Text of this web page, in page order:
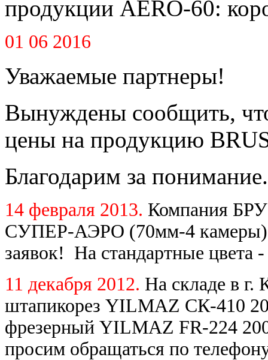
продукции AERO-60:
01 06 2016
Уважаемые партнеры!
Вынуждены сообщить,
цены на продукцию
Благодарим за понимание.
14 февраля 2013. Компания
СУПЕР-АЭРО (70мм-4 камеры)
заявок! На стандартные цвета
11 декабря 2012. На складе в г.
штапикорез YILMAZ СК-410
фрезерный YILMAZ FR-224
просим обращаться по